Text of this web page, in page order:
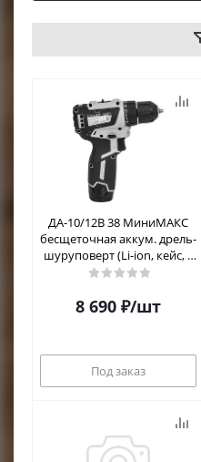
ДА-10/12В 38 МиниМАКС
бесщеточная аккум. дрель-
шуруповерт (Li-ion, кейс, 2
аккум., 2,5Ач, ЗУ)
8 690 ₽/шт
Под заказ
EUROBOOR
RACIO